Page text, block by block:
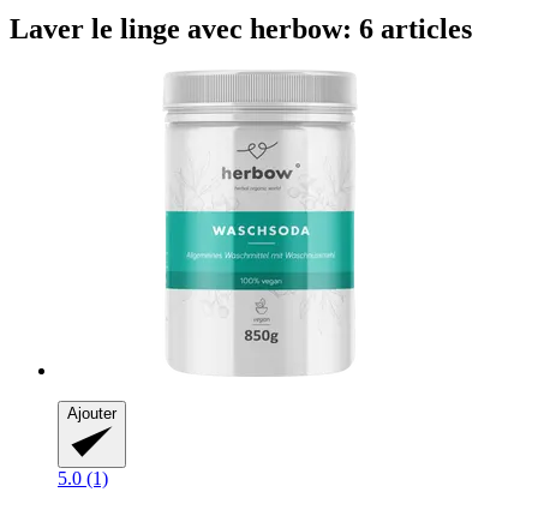
Laver le linge avec herbow: 6 articles
Ajouter
5.0 (1)